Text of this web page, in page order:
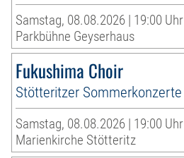
Samstag, 08.08.2026 | 19:00 Uhr
Parkbühne Geyserhaus
Fukushima Choir
Stötteritzer Sommerkonzerte
Samstag, 08.08.2026 | 19:00 Uhr
Marienkirche Stötteritz